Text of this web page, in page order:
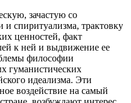
зачастую со
спиритуализма, трактовку
ценностей, факт
к ней и выдвижение ее
философии
гуманистических
идеализма. Эти
воздействие на самый